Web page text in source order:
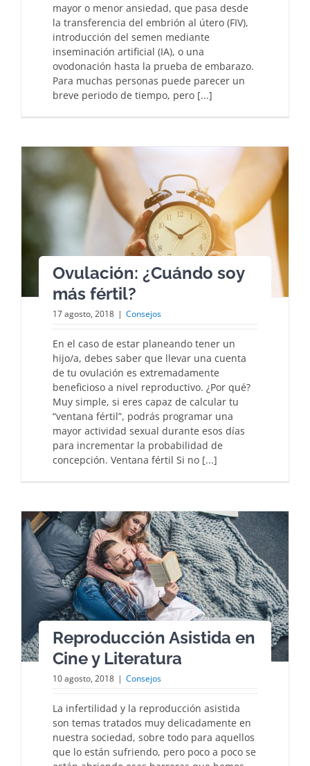
mayor o menor ansiedad, que pasa desde
la transferencia del embrión al útero (FIV),
introducción del semen mediante
inseminación artificial (IA), o una
ovodonación hasta la prueba de embarazo.
Para muchas personas puede parecer un
breve periodo de tiempo, pero [...]
Ovulación: ¿Cuándo soy
más fértil?
17 agosto, 2018 | Consejos
En el caso de estar planeando tener un
hijo/a, debes saber que llevar una cuenta
de tu ovulación es extremadamente
beneficioso a nivel reproductivo. ¿Por qué?
Muy simple, si eres capaz de calcular tu
“ventana fértil”, podrás programar una
mayor actividad sexual durante esos días
para incrementar la probabilidad de
concepción. Ventana fértil Si no [...]
Reproducción Asistida en
Cine y Literatura
10 agosto, 2018 | Consejos
La infertilidad y la reproducción asistida
son temas tratados muy delicadamente en
nuestra sociedad, sobre todo para aquellos
que lo están sufriendo, pero poco a poco se